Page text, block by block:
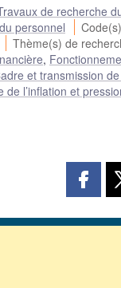
de recherche
personnel
Thème(s) de
,
et transmission
de l’inflation et
page